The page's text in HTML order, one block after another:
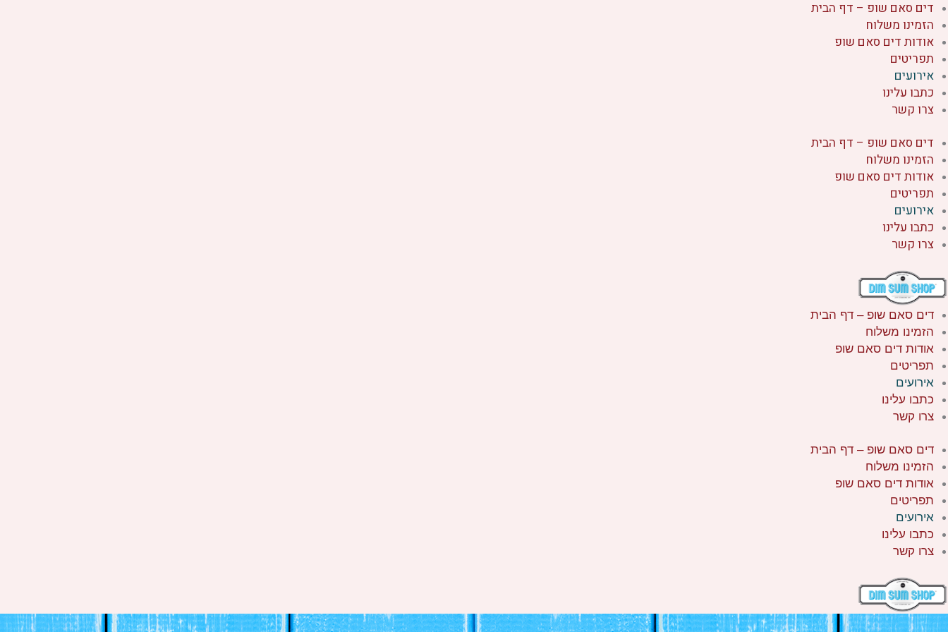
דילוג
לתוכן
דים סאם שופ – דף הבית
הזמינו משלוח
אודות דים סאם שופ
תפריטים
אירועים
כתבו עלינו
צרו קשר
דים סאם שופ – דף הבית
הזמינו משלוח
אודות דים סאם שופ
תפריטים
אירועים
כתבו עלינו
צרו קשר
דים סאם שופ – דף הבית
הזמינו משלוח
אודות דים סאם שופ
תפריטים
אירועים
כתבו עלינו
צרו קשר
דים סאם שופ – דף הבית
הזמינו משלוח
אודות דים סאם שופ
תפריטים
אירועים
כתבו עלינו
צרו קשר